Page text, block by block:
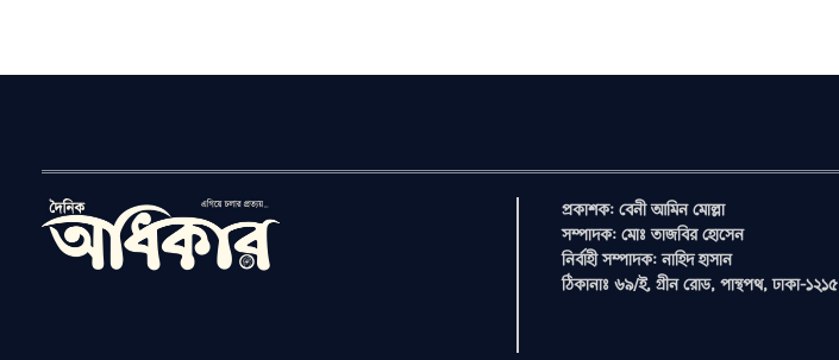
প্রকাশক: বেনী আমিন মোল্লা
সম্পাদক: মোঃ তাজবির হোসেন
নির্বাহী সম্পাদক: নাহিদ হাসান
ঠিকানাঃ ৬৯/ই, গ্রীন রোড, পান্থপথ, ঢাকা-১২১৫